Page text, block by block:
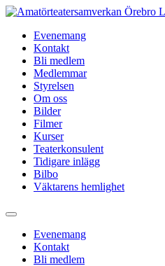
Hoppa
innehållEvenemang
Kontakt
Bli medlem
Medlemmar
Styrelsen
Om oss
Bilder
Filmer
Kurser
Teaterkonsulent
Tidigare inlägg
Bilbo
Väktarens hemlighet
Evenemang
Kontakt
Bli medlem